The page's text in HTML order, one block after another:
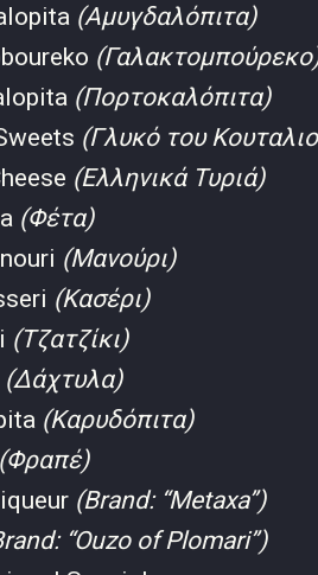
(Αμυγδαλόπιτα)
(Πορτοκαλόπιτα)
(Γλυκό του
(Ελληνικά Τυριά)
(Φέτα)
(Μανούρι)
(Κασέρι)
(Τζατζίκι)
(Δάχτυλα)
(Καρυδόπιτα)
(Φραπέ)
(Brand: “Metaxa”)
“Ouzo of Plomari”)